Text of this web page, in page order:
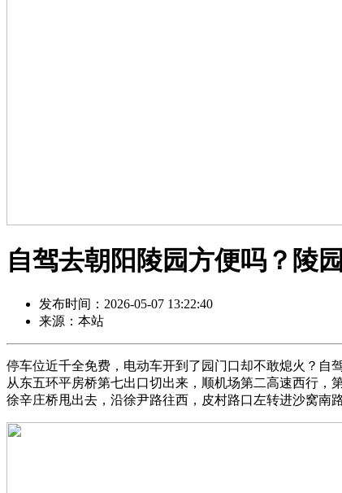
自驾去朝阳陵园方便吗？陵
发布时间：2026-05-07 13:22:40
来源：本站
停车位近千全免费，电动车开到了园门口却不敢熄火？自
从东五环平房桥第七出口切出来，顺机场第二高速西行
徐辛庄桥甩出去，沿徐尹路往西，皮村路口左转进沙窝南